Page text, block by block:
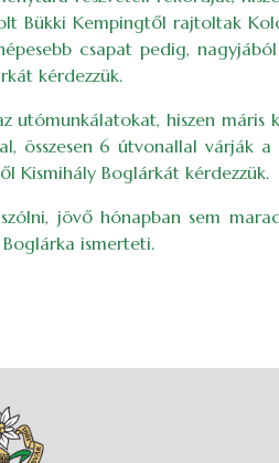
Kempingtől rajtoltak
csapat pedig,
kérdezzük.
hiszen máris
összesen 6 útvonallal várják
Kismihály Boglárkát kérdezzük.
jövő hónapban sem
ismerteti.